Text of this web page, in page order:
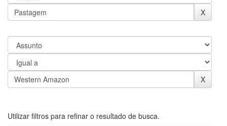
Utilizar filtros para refinar o resultado de busca.